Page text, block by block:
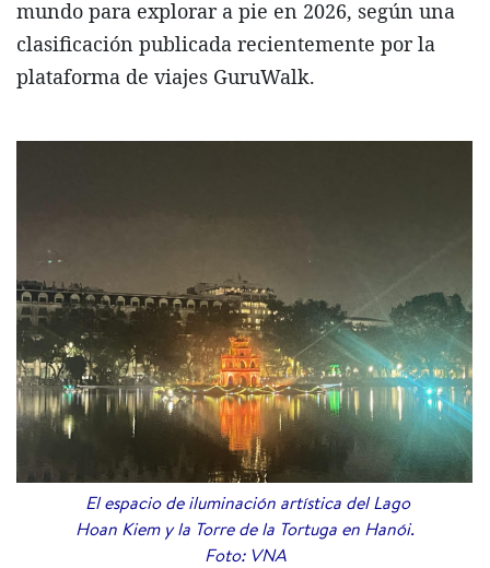
mundo para explorar a pie en 2026, según una
clasificación publicada recientemente por la
plataforma de viajes GuruWalk.
El espacio de iluminación artística del Lago
Hoan Kiem y la Torre de la Tortuga en Hanói.
Foto: VNA